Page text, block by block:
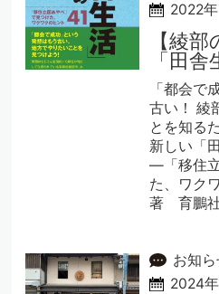
2022
【綾
「田
「都会で
古い！ 綾
とを知る
新しい「
―「移住
た、ワク
著 育鵬
お知
2024